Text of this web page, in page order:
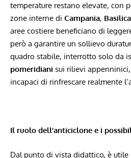
temperature restano elevate, con
zone interne di Campania,
aree costiere beneficiano di
però a garantire un sollievo
quadro stabile, interrotto solo da
pomeridiani sui rilievi
incapaci di rinfrescare realmente
Il ruolo dell’anticiclone e i
Dal punto di vista didattico, è utile